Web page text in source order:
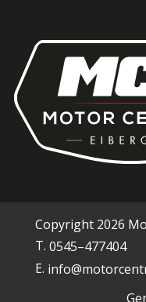
Copyright 2026
T. 0545–477404
E.